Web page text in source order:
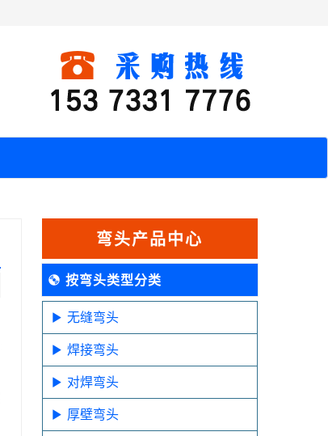
弯头产品中心
按弯头类型分类
无缝弯头
焊接弯头
对焊弯头
厚壁弯头